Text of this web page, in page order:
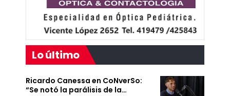
Lo último
Ricardo Canessa en CoNverSo:
“Se notó la parálisis de la…